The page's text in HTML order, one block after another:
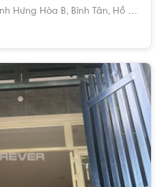
Hưng Hòa B, Bình Tân, Hồ Chí Minh